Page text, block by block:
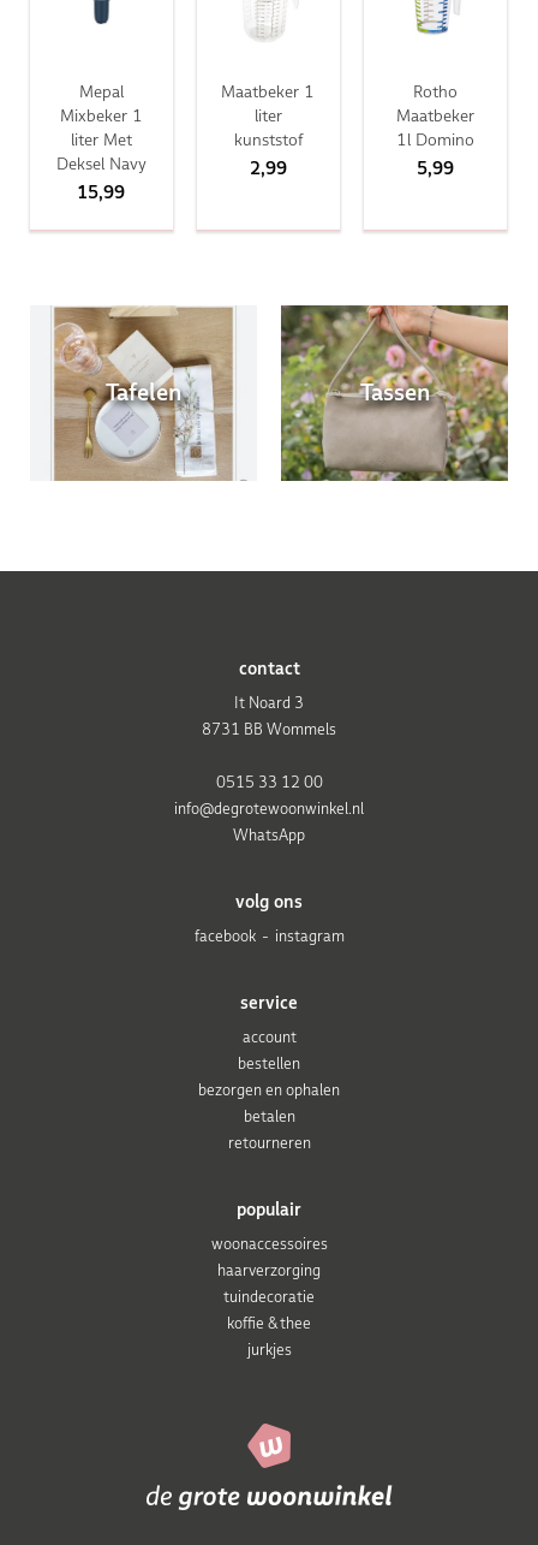
Mepal
Mixbeker 1
liter Met
Deksel Navy
15,99
Maatbeker 1
liter
kunststof
2,99
Rotho
Maatbeker
1l Domino
5,99
Tafelen Tassen
populair
woonaccessoires
haarverzorging
tuindecoratie
koffie & thee
jurkjes
service
account
bestellen
bezorgen en ophalen
betalen
retourneren
volg ons
facebook
instagram
contact
It Noard 3
8731 BB Wommels
0515 33 12 00
info@degrotewoonwinkel.nl
WhatsApp